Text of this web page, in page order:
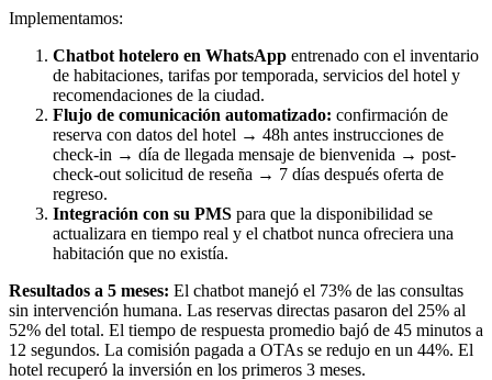
Implementamos:
Chatbot hotelero en WhatsApp entrenado con el inventario
de habitaciones, tarifas por temporada, servicios del hotel y
recomendaciones de la ciudad.
Flujo de comunicación automatizado: confirmación de
reserva con datos del hotel → 48h antes instrucciones de
check-in → día de llegada mensaje de bienvenida → post-
check-out solicitud de reseña → 7 días después oferta de
regreso.
Integración con su PMS para que la disponibilidad se
actualizara en tiempo real y el chatbot nunca ofreciera una
habitación que no existía.
Resultados a 5 meses: El chatbot manejó el 73% de las consultas
sin intervención humana. Las reservas directas pasaron del 25% al
52% del total. El tiempo de respuesta promedio bajó de 45 minutos a
12 segundos. La comisión pagada a OTAs se redujo en un 44%. El
hotel recuperó la inversión en los primeros 3 meses.